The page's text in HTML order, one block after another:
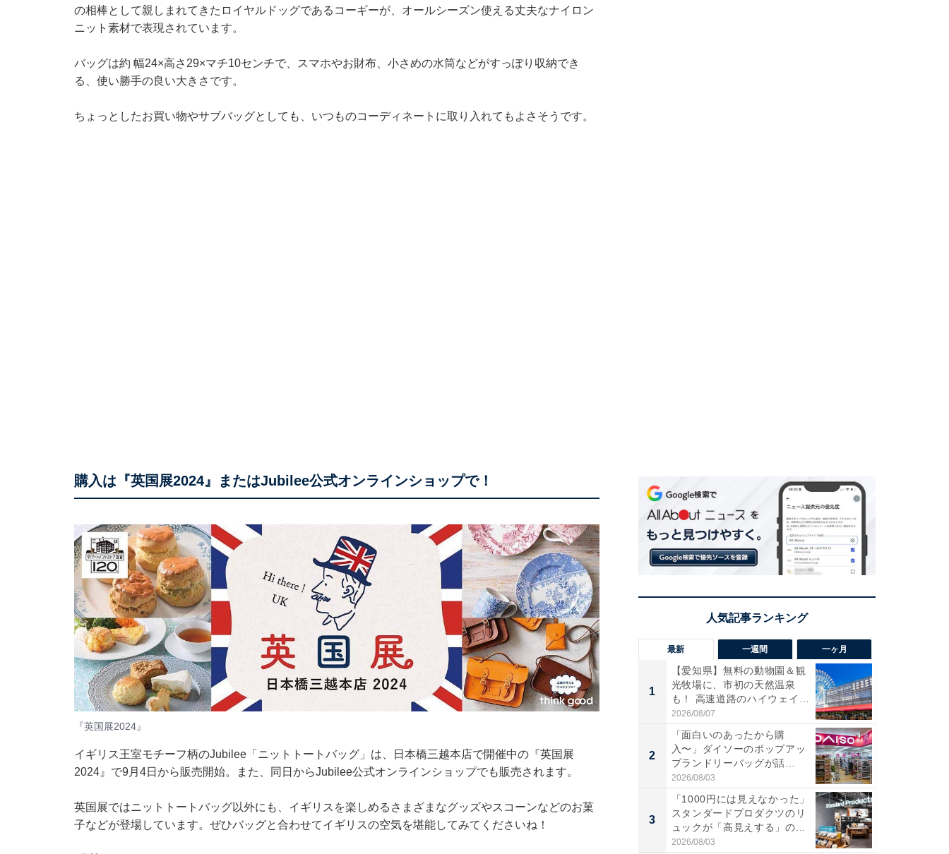
の相棒として親しまれてきたロイヤルドッグであるコーギーが、オールシーズン使える丈夫なナイロン
ニット素材で表現されています。
バッグは約 幅24×高さ29×マチ10センチで、スマホやお財布、小さめの水筒などがすっぽり収納でき
る、使い勝手の良い大きさです。
ちょっとしたお買い物やサブバッグとしても、いつものコーディネートに取り入れてもよさそうです。
購入は『英国展2024』またはJubilee公式オンラインショップで！
『英国展2024』
イギリス王室モチーフ柄のJubilee「ニットトートバッグ」は、日本橋三越本店で開催中の『英国展
2024』で9月4日から販売開始。また、同日からJubilee公式オンラインショップでも販売されます。
英国展ではニットトートバッグ以外にも、イギリスを楽しめるさまざまなグッズやスコーンなどのお菓
子などが登場しています。ぜひバッグと合わせてイギリスの空気を堪能してみてくださいね！
最新 一週間 一ヶ月
1
【愛知県】無料の動物園＆観
光牧場に、市初の天然温泉
も！ 高速道路のハイウェイオ
ア...
2026/08/07
2
「面白いのあったから購
入〜」ダイソーのポップアッ
プランドリーバッグが話
題。“さま...
2026/08/03
3
「1000円には見えなかった」
スタンダードプロダクツのリ
ュックが「高見えする」の...
2026/08/03